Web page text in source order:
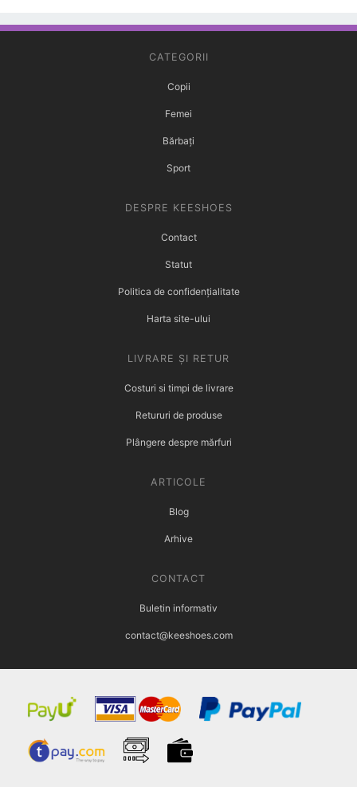
CATEGORII
Copii
Femei
Bărbați
Sport
DESPRE KEESHOES
Contact
Statut
Politica de confidențialitate
Harta site-ului
LIVRARE ȘI RETUR
Costuri si timpi de livrare
Retururi de produse
Plângere despre mărfuri
ARTICOLE
Blog
Arhive
CONTACT
Buletin informativ
contact@keeshoes.com